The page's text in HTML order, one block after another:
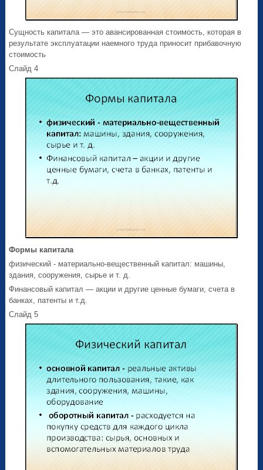
Сущность капитала — это авансированная стоимость, которая в
результате эксплуатации наемного труда приносит прибавочную
стоимость
Слайд 4
Формы капитала
физический - материально-вещественный капитал: машины,
здания, сооружения, сырье и т. д.
Финансовый капитал — акции и другие ценные бумаги, счета в
банках, патенты и т.д.
Слайд 5